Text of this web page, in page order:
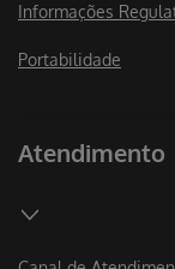
Informações
Portabilidade
Atendimento